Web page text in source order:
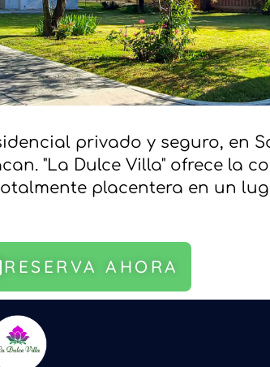
privado y seguro, en
"La Dulce Villa" ofrece la
placentera en un
RESERVA AHORA